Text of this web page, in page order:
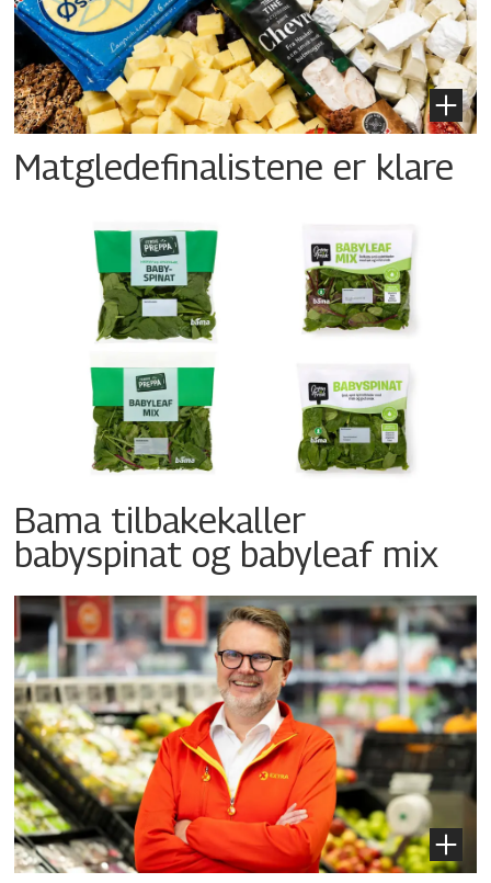
Matgledefinalistene er klare
Bama tilbakekaller
babyspinat og babyleaf mix